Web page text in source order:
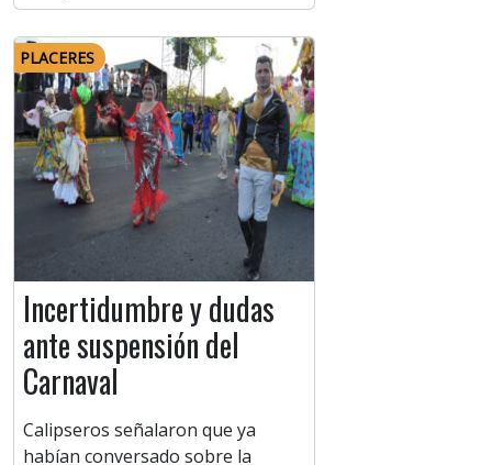
PLACERES
Incertidumbre y dudas
ante suspensión del
Carnaval
Calipseros señalaron que ya
habían conversado sobre la